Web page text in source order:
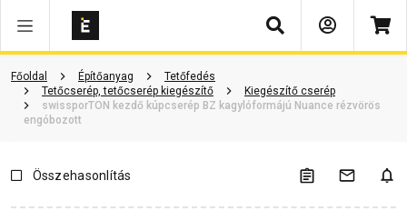
Keresés
Főoldal Építőanyag
Tetőfedés
Tetőcserép, tetőcserép kiegészítő
Kiegészítő cserép
swissporTON kezdő kúpcserép BZ kagylóformájú Nuance rézvörös
engóbozott
Termékinformáció Kérdések és válaszok
Összehasonlítás